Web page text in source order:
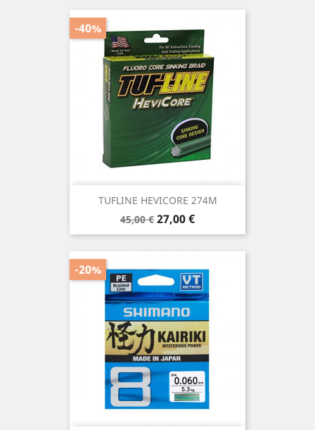
TUFLINE HEVICORE 274M
Precio
base
45,00 € Precio
27,00 €
-40%
-20%